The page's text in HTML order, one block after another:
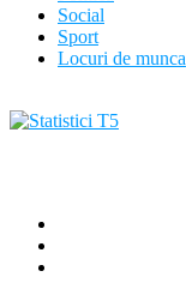
Social
Sport
Locuri de munca